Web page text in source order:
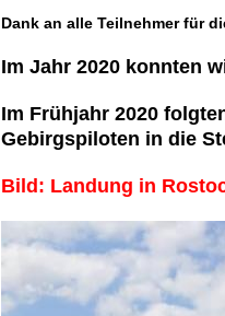
Dank an alle Teilnehmer für
Im Jahr 2020 konnten
Im Frühjahr 2020
Gebirgspiloten in die
Bild: Landung in